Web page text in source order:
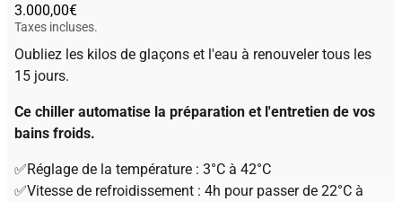
3.000,00€
Taxes incluses.
Oubliez les kilos de glaçons et l'eau à renouveler tous les
15 jours.
Ce chiller automatise la préparation et l'entretien de vos
bains froids.
✅Réglage de la température : 3°C à 42°C
✅Vitesse de refroidissement : 4h pour passer de 22°C à